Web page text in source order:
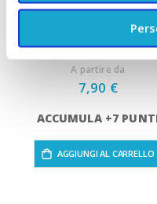
d'uva per Coliche
Neonato Grunspecht
A partire da
7,90 €
ACCUMULA +7
AGGIUNGI AL CARRELLO